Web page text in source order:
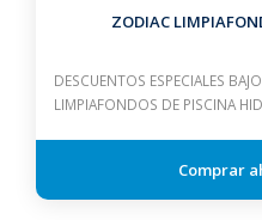
ZODIAC
DESCUENTOS ESPECIALES
LIMPIAFONDOS DE PISCINA